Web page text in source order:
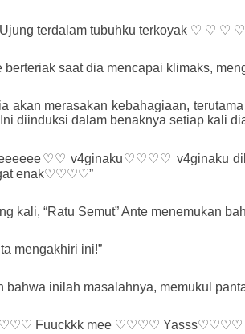
terdalam tubuhku terkoyak ♡ ♡ ♡
berteriak saat dia mencapai klimaks,
akan merasakan kebahagiaan,
diinduksi dalam benaknya setiap kali
v4ginaku♡♡♡♡ v4ginaku
enak♡♡♡♡”
kali, “Ratu Semut” Ante menemukan
mengakhiri ini!”
bahwa inilah masalahnya, memukul
Fuuckkk mee ♡♡♡♡ Yasss♡♡♡♡